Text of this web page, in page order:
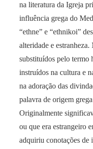
na literatura da Igreja
influência grega do
“ethne” e “ethnikoi”
alteridade e
substituídos pelo termo
instruídos na cultura e
na adoração das
palavra de origem
Originalmente
ou que era estrangeiro
adquiriu conotações de